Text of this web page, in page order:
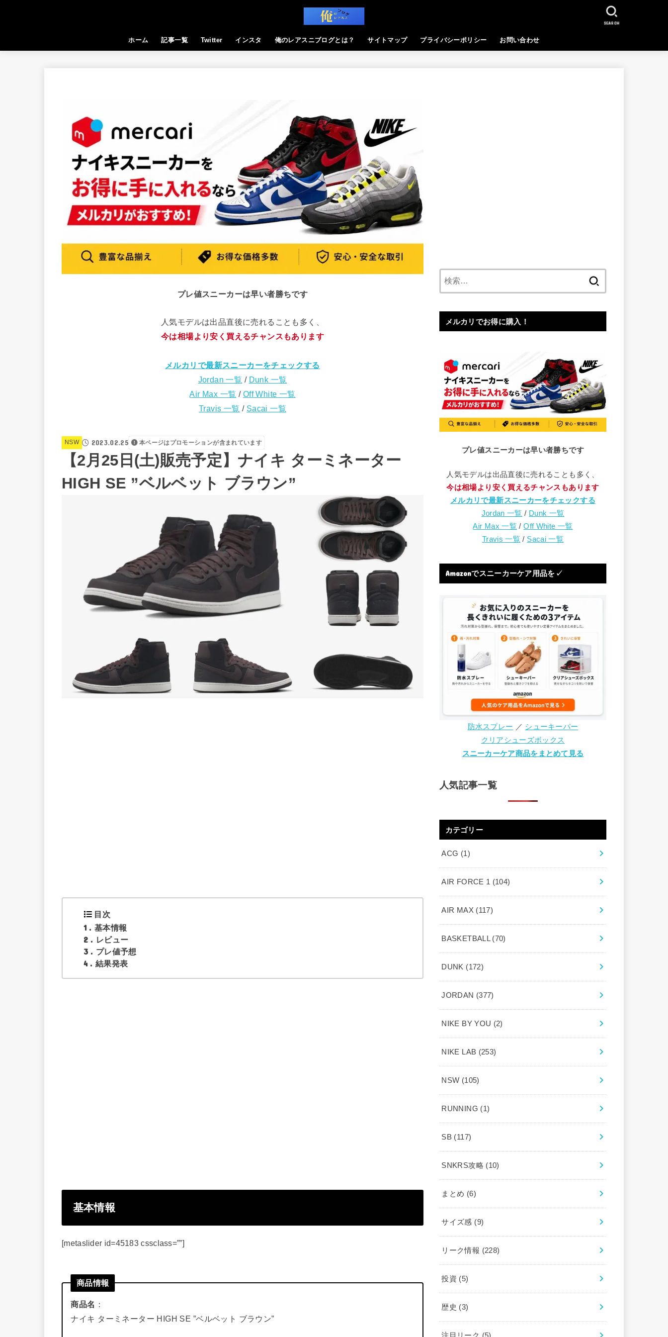
ホーム 記事一覧 Twitter インスタ 俺のレアスニブログとは？ サイトマップ プライバシーポリシー お問い合わせ
SEARCH
プレ値スニーカーは早い者勝ちです
人気モデルは出品直後に売れることも多く、
今は相場より安く買えるチャンスもあります
メルカリで最新スニーカーをチェックする
Jordan 一覧 / Dunk 一覧
Air Max 一覧 / Off White 一覧
Travis 一覧 / Sacai 一覧
NSW 2023.02.25 本ページはプロモーションが含まれています
【2月25日(土)販売予定】ナイキ ターミネーター
HIGH SE ”ベルベット ブラウン”
目次
1
基本情報
2 レビュー
3 プレ値予想
4 結果発表
基本情報
[metaslider id=45183 cssclass=””]
商品情報
商品名 ：
ナイキ ターミネーター HIGH SE ”ベルベット ブラウン”
メルカリでお得に購入！
プレ値スニーカーは早い者勝ちです
人気モデルは出品直後に売れることも多く、
今は相場より安く買えるチャンスもあります
メルカリで最新スニーカーをチェックする
Jordan 一覧 / Dunk 一覧
Air Max 一覧 /Off White 一覧
Travis 一覧 / Sacai 一覧
Amazonでスニーカーケア用品を✓
防水スプレー ／ シューキーパー
クリアシューズボックス
スニーカーケア商品をまとめて見る
人気記事一覧
カテゴリー
ACG (1)
AIR FORCE 1 (104)
AIR MAX (117)
BASKETBALL (70)
DUNK (172)
JORDAN (377)
NIKE BY YOU (2)
NIKE LAB (253)
NSW (105)
RUNNING (1)
SB (117)
SNKRS攻略 (10)
まとめ (6)
サイズ感 (9)
リーク情報 (228)
投資 (5)
歴史 (3)
注目リーク (5)